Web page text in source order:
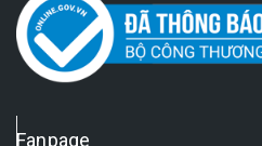
Fanpage